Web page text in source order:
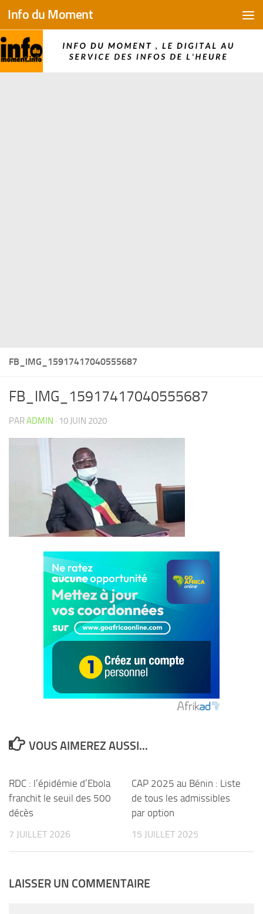
Skip to content
Info du Moment
FB_IMG_15917417040555687
FB_IMG_15917417040555687
PARADMIN · 10 JUIN 2020
VOUS AIMEREZ AUSSI...
RDC : l’épidémie d’Ebola
franchit le seuil des 500
décès
7 JUILLET 2026
CAP 2025 au Bénin : Liste
de tous les admissibles
par option
15 JUILLET 2025
LAISSER UN COMMENTAIRE